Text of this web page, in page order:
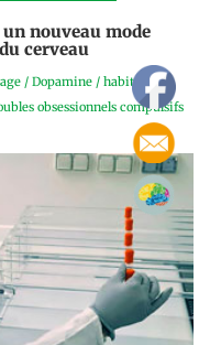
nouveau mode
cerveau
/ Dopamine/ habitudes/
obsessionnels compulsifs